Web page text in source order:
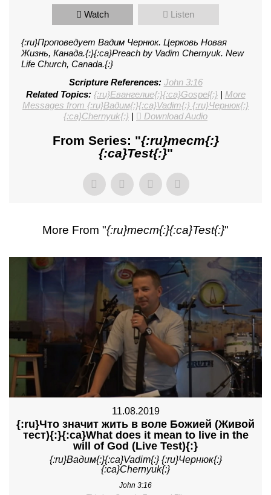
Watch Listen
{:ru}Проповедует Вадим Чернюк. Церковь Новая
Жизнь, Канада.{:}{:ca}Preach by Vadim Chernyuk. New
Life Church, Canada.{:}
Scripture References: John 3:16
Related Topics: {:ru}Евангелие{:}{:ca}Gospel{:}| More
Messages from {:ru}Вадим{:}{:ca}Vadim{:} {:ru}Чернюк{:}
{:ca}Chernyuk{:} | Download Audio
From Series: "{:ru}тест{:}
{:ca}Test{:}"
More From "{:ru}тест{:}{:ca}Test{:}"
11.08.2019
{:ru}Что значит жить в воле Божией (Живой
тест){:}{:ca}What does it mean to live in the
will of God (Live Test){:}
{:ru}Вадим{:}{:ca}Vadim{:} {:ru}Чернюк{:}
{:ca}Chernyuk{:}
John 3:16